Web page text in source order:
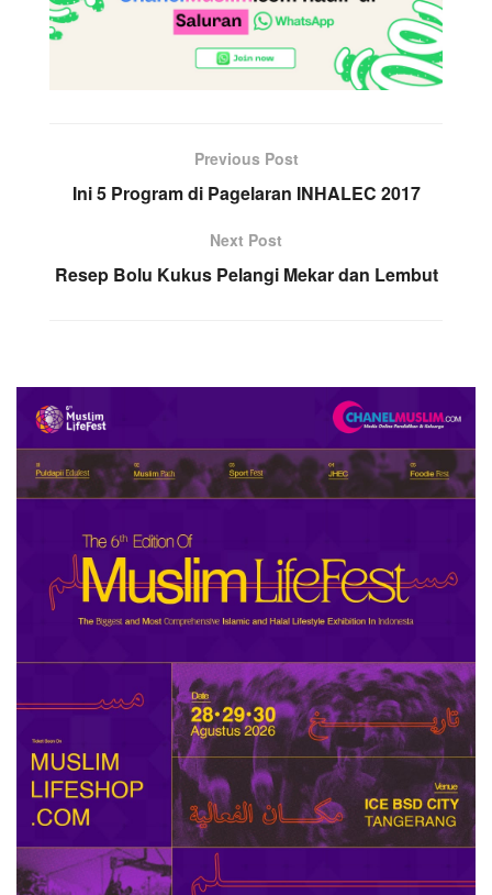
Previous Post
Ini 5 Program di Pagelaran INHALEC 2017
Next Post
Resep Bolu Kukus Pelangi Mekar dan Lembut